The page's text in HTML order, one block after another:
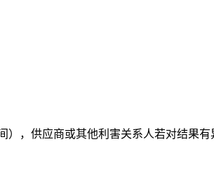
），供应商或其他利害关系人若对结果